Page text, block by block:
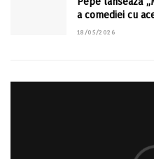
a comediei cu
18/05/2026